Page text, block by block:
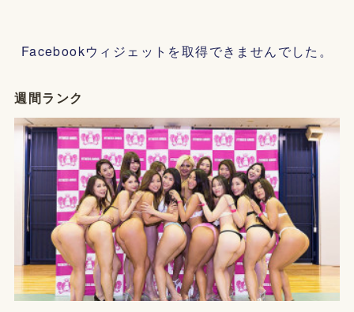
Facebookウィジェットを取得できませんでした。
週間ランク